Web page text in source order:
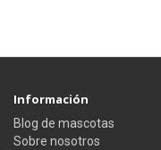
Información
Blog de mascotas
Sobre nosotros